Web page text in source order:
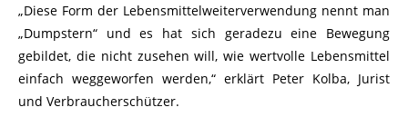
„Diese Form der Lebensmittelweiterverwendung nennt man
„Dumpstern“ und es hat sich geradezu eine Bewegung
gebildet, die nicht zusehen will, wie wertvolle Lebensmittel
einfach weggeworfen werden,“ erklärt Peter Kolba, Jurist
und Verbraucherschützer.